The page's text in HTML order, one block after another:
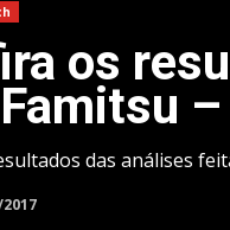
os
das análises